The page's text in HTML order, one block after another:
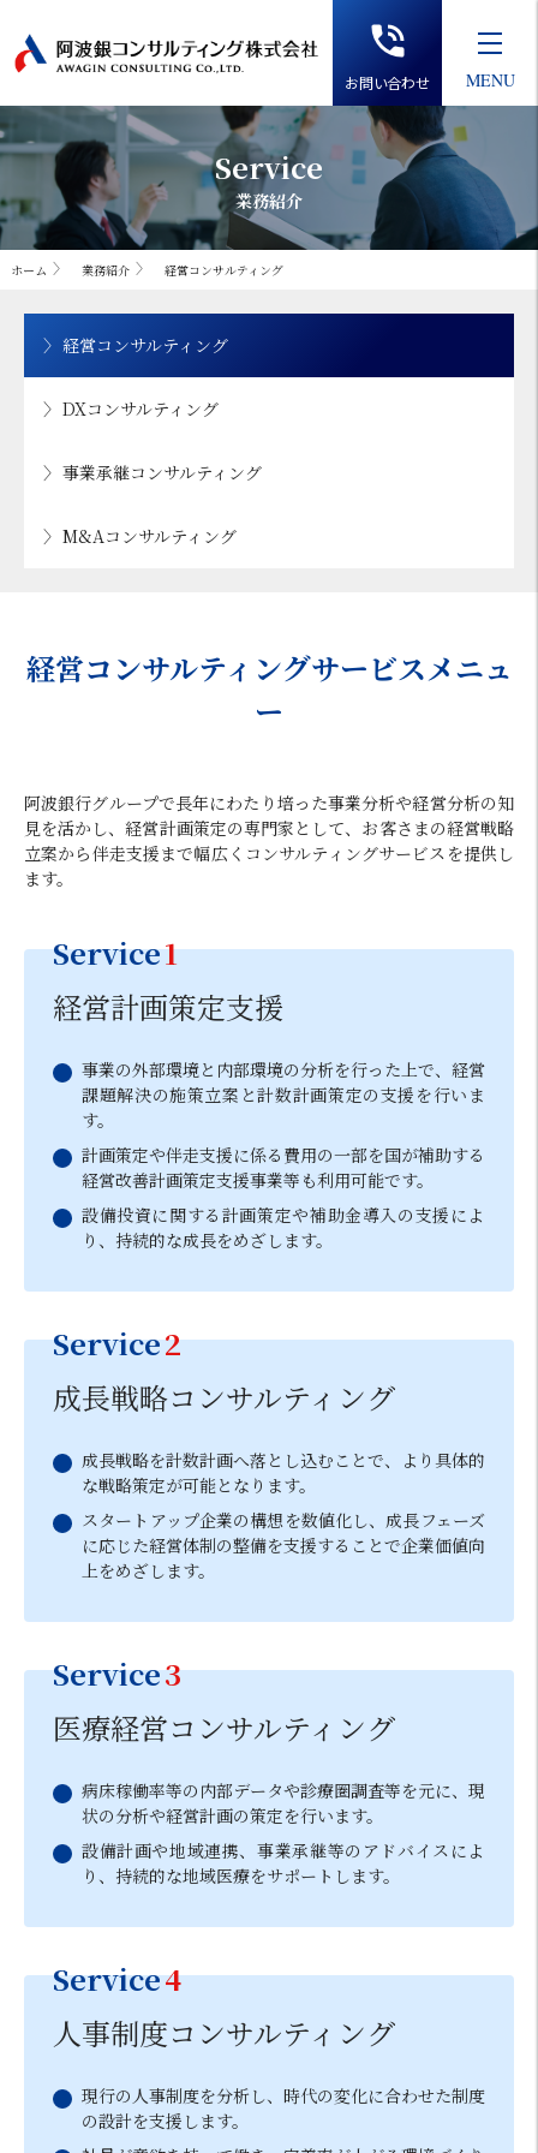
お問い合わせ
Service
業務紹介
ホーム 業務紹介 経営コンサルティング
経営コンサルティング
DXコンサルティング
事業承継コンサルティング
M&Aコンサルティング
経営コンサルティングサービスメニュ
ー
阿波銀行グループで長年にわたり培った事業分析や経営分析の知
見を活かし、経営計画策定の専門家として、お客さまの経営戦略
立案から伴走支援まで幅広くコンサルティングサービスを提供し
ます。
Service1
経営計画策定支援
事業の外部環境と内部環境の分析を行った上で、経営
課題解決の施策立案と計数計画策定の支援を行いま
す。
計画策定や伴走支援に係る費用の一部を国が補助する
経営改善計画策定支援事業等も利用可能です。
設備投資に関する計画策定や補助金導入の支援によ
り、持続的な成長をめざします。
Service2
成長戦略コンサルティング
成長戦略を計数計画へ落とし込むことで、より具体的
な戦略策定が可能となります。
スタートアップ企業の構想を数値化し、成長フェーズ
に応じた経営体制の整備を支援することで企業価値向
上をめざします。
Service3
医療経営コンサルティング
病床稼働率等の内部データや診療圏調査等を元に、現
状の分析や経営計画の策定を行います。
設備計画や地域連携、事業承継等のアドバイスによ
り、持続的な地域医療をサポートします。
Service4
人事制度コンサルティング
現行の人事制度を分析し、時代の変化に合わせた制度
の設計を支援します。